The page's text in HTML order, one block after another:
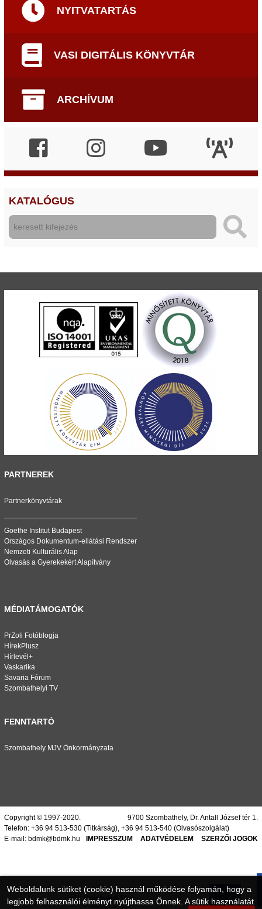
NYITVATARTÁS
VASI DIGITÁLIS KÖNYVTÁR
ARCHÍVUM
KATALÓGUS
PARTNEREK
Partnerkönyvtárak
Goethe Institut Budapest
Országos Dokumentum-ellátási Rendszer
Nemzeti Kulturális Alap
Olvasás a Gyerekekért Alapítvány
MÉDIATÁMOGATÓK
PrZoli Fotóblogja
HírekPlusz
Hírlevél+
Vaskarika
Savaria Fórum
Szombathelyi TV
FENNTARTÓ
Szombathely MJV Önkormányzata
Copyright © 1997-2020.
9700 Szombathely, Dr. Antall József tér 1.
Telefon: +36 94 513-530 (Titkárság), +36 94 513-540 (Olvasószolgálat)
E-mail: bdmk@bdmk.hu IMPRESSZUM ADATVÉDELEM SZERZŐI JOGOK
Weboldalunk sütiket (cookie) használ működése folyamán, hogy a
legjobb felhasználói élményt nyújthassa Önnek. A sütik használatát